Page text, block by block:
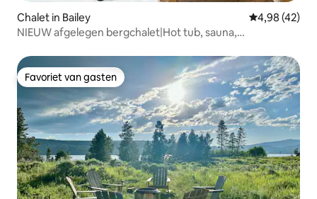
Chalet in Bailey Gemiddelde
4,98 (42)
NIEUW afgelegen bergchalet|Hot tub, sauna,
Favoriet van gasten
Favoriet van gasten